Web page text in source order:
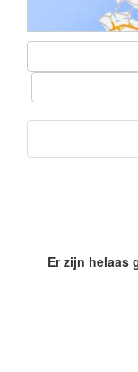
Er zijn helaas